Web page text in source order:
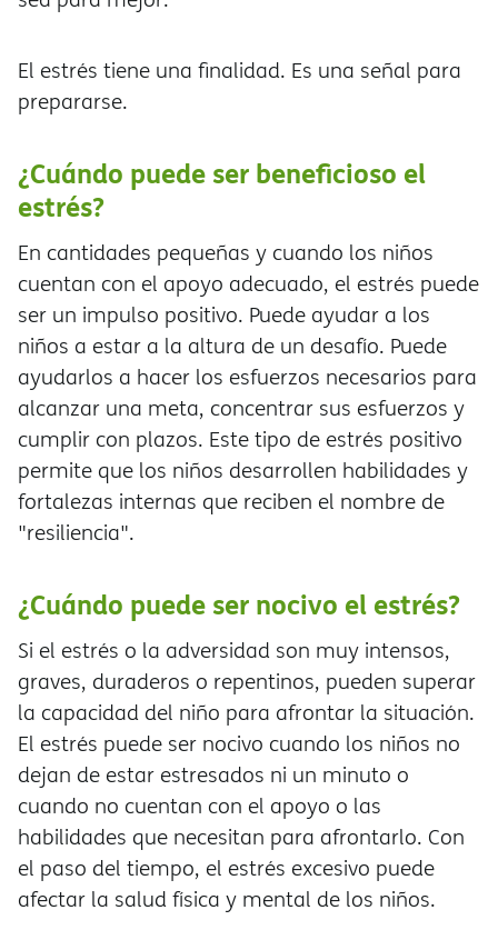
El estrés tiene una finalidad. Es una señal para
prepararse.
¿Cuándo puede ser beneficioso el
estrés?
En cantidades pequeñas y cuando los niños
cuentan con el apoyo adecuado, el estrés puede
ser un impulso positivo. Puede ayudar a los
niños a estar a la altura de un desafío. Puede
ayudarlos a hacer los esfuerzos necesarios para
alcanzar una meta, concentrar sus esfuerzos y
cumplir con plazos. Este tipo de estrés positivo
permite que los niños desarrollen habilidades y
fortalezas internas que reciben el nombre de
"resiliencia".
¿Cuándo puede ser nocivo el estrés?
Si el estrés o la adversidad son muy intensos,
graves, duraderos o repentinos, pueden superar
la capacidad del niño para afrontar la situación.
El estrés puede ser nocivo cuando los niños no
dejan de estar estresados ni un minuto o
cuando no cuentan con el apoyo o las
habilidades que necesitan para afrontarlo. Con
el paso del tiempo, el estrés excesivo puede
afectar la salud física y mental de los niños.